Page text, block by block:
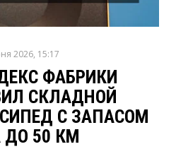
2026, 15:17
ФАБРИКИ
СКЛАДНОЙ
С ЗАПАСОМ
50 КМ